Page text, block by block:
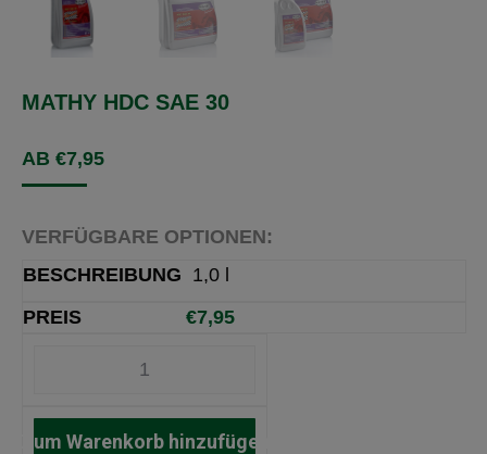
MATHY HDC SAE 30
AB €7,95
VERFÜGBARE OPTIONEN:
1,0 l
€7,95
Zum Warenkorb hinzufügen